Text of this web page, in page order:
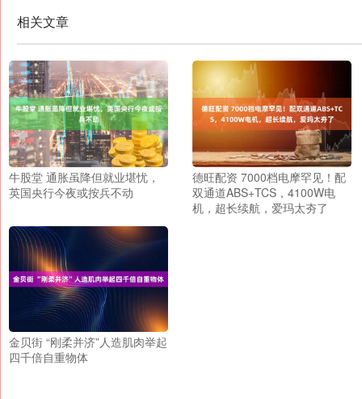
相关文章
牛股堂 通胀虽降但就业堪忧，
英国央行今夜或按兵不动
德旺配资 7000档电摩罕见！配
双通道ABS+TCS，4100W电
机，超长续航，爱玛太夯了
金贝街 “刚柔并济”人造肌肉举起
四千倍自重物体